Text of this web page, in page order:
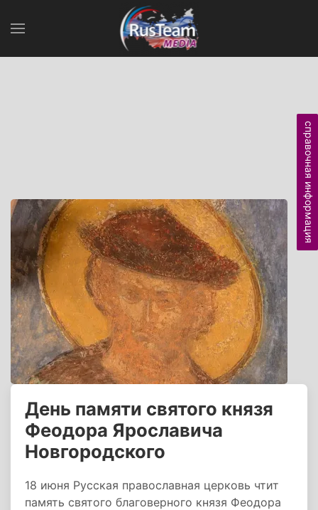
День памяти святого князя
Феодора Ярославича
Новгородского
18 июня Русская православная церковь чтит
память святого благоверного князя Феодора
справочная информация